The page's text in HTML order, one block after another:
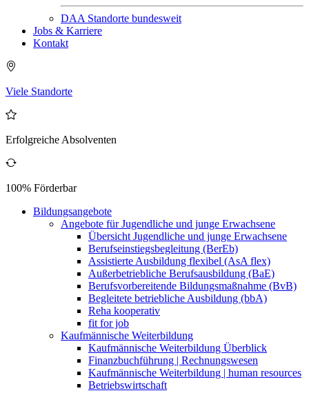
DAA Standorte bundesweit
Jobs & Karriere
Kontakt
Viele Standorte
Erfolgreiche Absolventen
100% Förderbar
Bildungsangebote
Angebote für Jugendliche und junge Erwachsene
Übersicht Jugendliche und junge Erwachsene
Berufseinstiegsbegleitung (BerEb)
Assistierte Ausbildung flexibel (AsA flex)
Außerbetriebliche Berufsausbildung (BaE)
Berufsvorbereitende Bildungsmaßnahme (BvB)
Begleitete betriebliche Ausbildung (bbA)
Reha kooperativ
fit for job
Kaufmännische Weiterbildung
Kaufmännische Weiterbildung Überblick
Finanzbuchführung | Rechnungswesen
Kaufmännische Weiterbildung | human resources
Betriebswirtschaft